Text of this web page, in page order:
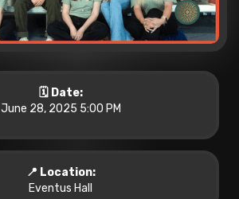
🗓️ Date:
June 28, 2025 5:00 PM
📍 Location:
Eventus Hall